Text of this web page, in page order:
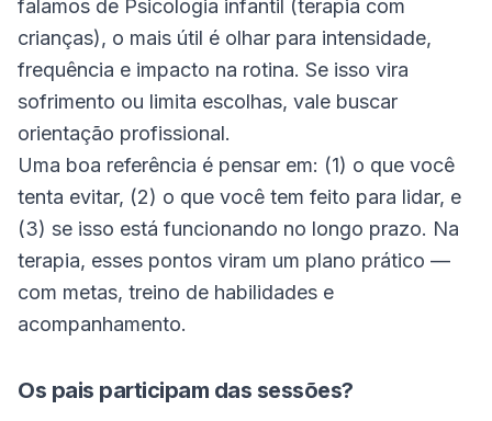
falamos de Psicologia infantil (terapia com
crianças), o mais útil é olhar para intensidade,
frequência e impacto na rotina. Se isso vira
sofrimento ou limita escolhas, vale buscar
orientação profissional.
Uma boa referência é pensar em: (1) o que você
tenta evitar, (2) o que você tem feito para lidar, e
(3) se isso está funcionando no longo prazo. Na
terapia, esses pontos viram um plano prático —
com metas, treino de habilidades e
acompanhamento.
Os pais participam das sessões?